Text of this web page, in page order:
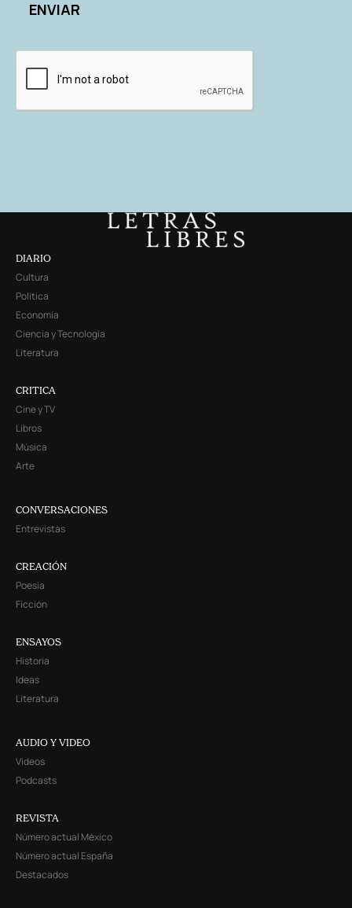
DIARIO
Cultura
Política
Economía
Ciencia y Tecnología
Literatura
CRITICA
Cine y TV
Libros
Música
Arte
CONVERSACIONES
Entrevistas
CREACIÓN
Poesía
Ficción
ENSAYOS
Historia
Ideas
Literatura
AUDIO Y VIDEO
Videos
Podcasts
REVISTA
Número actual México
Número actual España
Destacados